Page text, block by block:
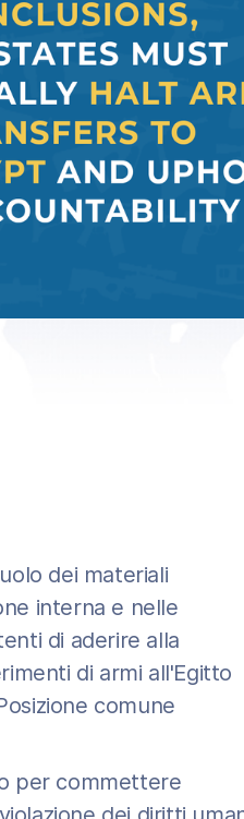
dei materiali
interna e nelle
di aderire alla
di armi all'Egitto
comune
per commettere